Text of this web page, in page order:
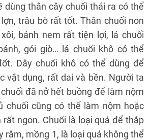
dùng thân cây chuối thái ra có thể
trâu bò rất tốt. Thân chuối non
bánh nem rất tiện lợi, lá chuối
gói giò… lá chuối khô có thể
Dây chuối khô có thể dùng để
vật dụng, rất dai và bền. Người ta
đã nở hết buồng để làm nộm
chuối cũng có thể làm nộm hoặc
rất ngon. Chuối là loại quả để thắp
rằm, mồng 1, là loại quả không thể